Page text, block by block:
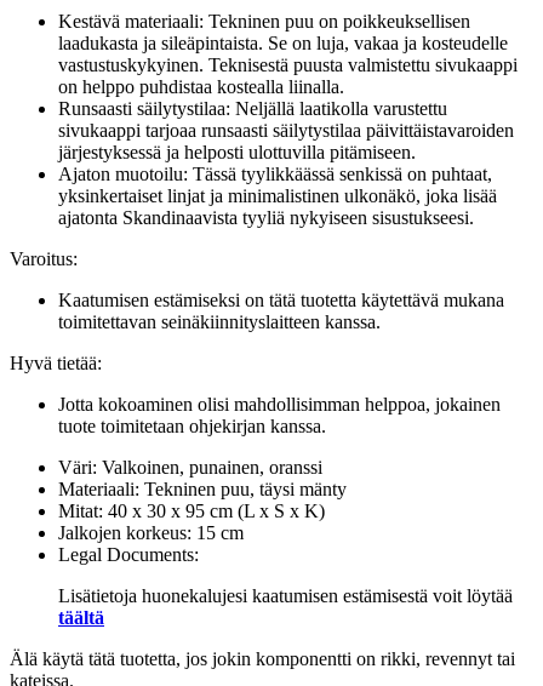
Kestävä materiaali: Tekninen puu on poikkeuksellisen
laadukasta ja sileäpintaista. Se on luja, vakaa ja kosteudelle
vastustuskykyinen. Teknisestä puusta valmistettu sivukaappi
on helppo puhdistaa kostealla liinalla.
Runsaasti säilytystilaa: Neljällä laatikolla varustettu
sivukaappi tarjoaa runsaasti säilytystilaa päivittäistavaroiden
järjestyksessä ja helposti ulottuvilla pitämiseen.
Ajaton muotoilu: Tässä tyylikkäässä senkissä on puhtaat,
yksinkertaiset linjat ja minimalistinen ulkonäkö, joka lisää
ajatonta Skandinaavista tyyliä nykyiseen sisustukseesi.
Varoitus:
Kaatumisen estämiseksi on tätä tuotetta käytettävä mukana
toimitettavan seinäkiinnityslaitteen kanssa.
Hyvä tietää:
Jotta kokoaminen olisi mahdollisimman helppoa, jokainen
tuote toimitetaan ohjekirjan kanssa.
Väri: Valkoinen, punainen, oranssi
Materiaali: Tekninen puu, täysi mänty
Mitat: 40 x 30 x 95 cm (L x S x K)
Jalkojen korkeus: 15 cm
Legal Documents:
Lisätietoja huonekalujesi kaatumisen estämisestä voit löytää
täältä
Älä käytä tätä tuotetta, jos jokin komponentti on rikki, revennyt tai
kateissa.